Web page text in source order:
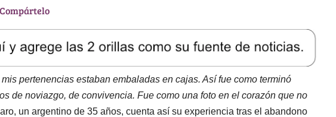
Compártelo
pertenencias estaban embaladas en cajas. Así fue como terminó
de noviazgo, de convivencia. Fue como una foto en el corazón que no
un argentino de 35 años, cuenta así su experiencia tras el abandono